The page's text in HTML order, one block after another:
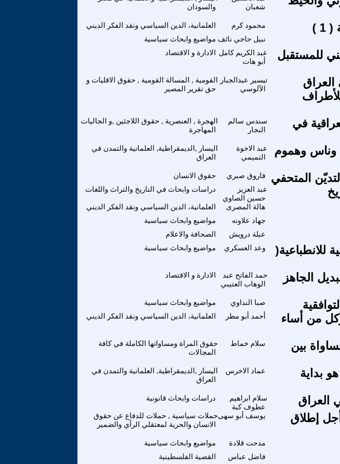
والسودان
شعبان
العلمانية، الدين السياسي ونقد الفكر الديني محمود كرم )
مواضيع وابحاث سياسية نبيل حاجي نائف
الادارة و الاقتصاد عبد الكريم كامل
أبو هات
للمستقبل
القومية , المسالة القومية , حقوق الاقليات و
حق تقرير المصير
تيسير عبدالجبار
الآلوسي
العراق
الهجرة , العنصرية , حقوق اللاجئين ,و الجاليات
المهاجرة
سندس سالم
النجار
في
اليسار ,الديمقراطية, العلمانية والتمدن في
العراق
عبد الاخوة
التميمي
وناس وهموم
حقوق الانسان فاروق صبري المتحفي
دراسات وابحاث في التاريخ والتراث واللغات
عبد العزيز
حسين الصاوي
العلمانية، الدين السياسي ونقد الفكر الديني هالة المصرى
مواضيع وابحاث سياسية
جهاد علاونه
الصحافة والاعلام
عبلة درويش
مواضيع وابحاث سياسية
وعد العسكري
للانطباعية(
الادارة و الاقتصاد
حمد الفاتح عبد
الوهاب العتيبي
الجاهز
مواضيع وابحاث سياسية صبا النداوي
العلمانية، الدين السياسي ونقد الفكر الديني
أحمد أبو مطر
من أساء
حقوق المراة ومساواتها الكاملة في كافة
المجالات
سلام خماط
بين
اليسار ,الديمقراطية, العلمانية والتمدن في
العراق
عماد الاخرس
بداية
دراسات وابحاث قانونية
سلام ابراهيم
عطوف كبة
العراق
حملات سياسية , حملات للدفاع عن حقوق
الانسان والحرية لمعتقلي الرأي والضمير
يوسف أبو سهى
إطلاق
مواضيع وابحاث سياسية مدحت قلادة
القضية الفلسطينية
فاضل عباس